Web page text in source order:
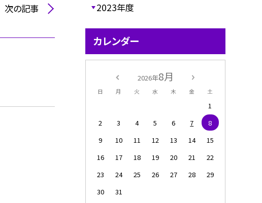
次の記事
2023年度
カレンダー
2026年8月
日 月 火 水 木 金 土
1
2
3 4 5 6 7
8
9
10 11 12 13 14
15
16
17 18 19 20 21
22
23
24 25 26 27 28
29
30
31